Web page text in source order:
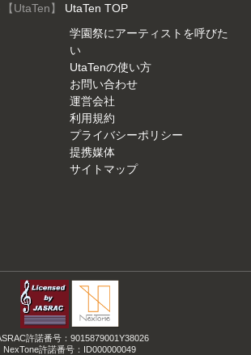
UtaTen】 UtaTen TOP
学園祭にアーティストを呼びた
い
UtaTenの使い方
お問い合わせ
運営会社
利用規約
プライバシーポリシー
提携媒体
サイトマップ
許諾番号：9015879001Y38026
NexTone許諾番号：ID000000049